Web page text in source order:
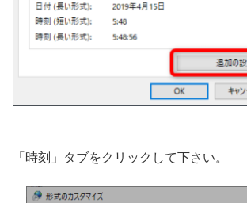
「時刻」タブをクリックして下さい。